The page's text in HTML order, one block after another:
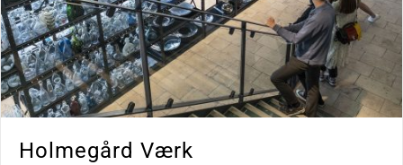
Holmegård Værk